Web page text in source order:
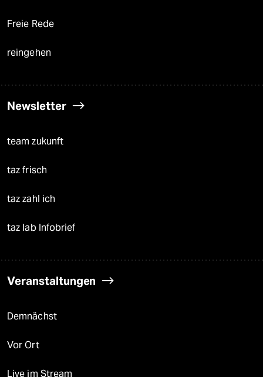
Freie Rede
reingehen
Newsletter
team zukunft
taz frisch
taz zahl ich
taz lab Infobrief
Veranstaltungen
Demnächst
Vor Ort
Live im Stream